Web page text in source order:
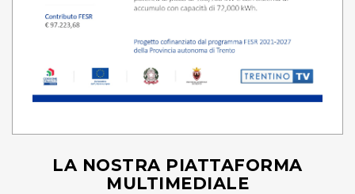
LA NOSTRA PIATTAFORMA
MULTIMEDIALE